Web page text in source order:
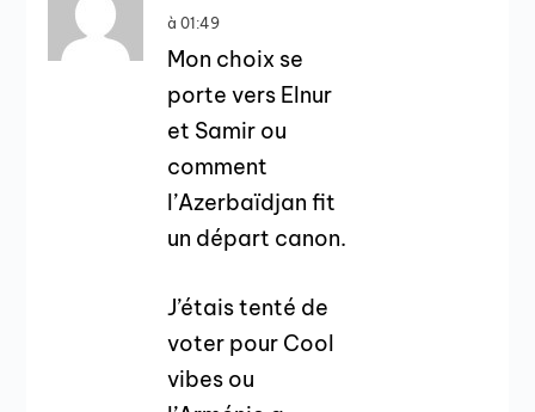
à 01:49
Mon choix se
porte vers Elnur
et Samir ou
comment
l’Azerbaïdjan fit
un départ canon.
J’étais tenté de
voter pour Cool
vibes ou